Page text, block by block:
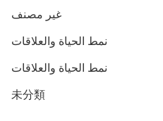
غير مصنف
نمط الحياة والعلاقات
نمط الحياة والعلاقات
未分類